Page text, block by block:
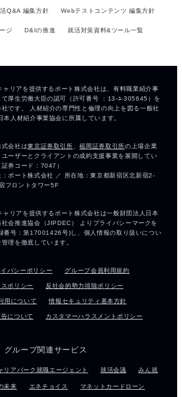
Q&A 編集方針 Webテストコンテンツ 編集方針
ジ D&Iの推進 就活対策資料&ツール一覧
イバシーポリシー グループ会員利用規約
ポリシー 反社会的勢力排除ポリシー
用について 情報セキュリティ基本方針
について カスタマーハラスメントポリシー